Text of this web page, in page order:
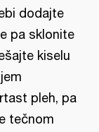
dodajte
pa sklonite
kiselu
pleh, pa
tečnom